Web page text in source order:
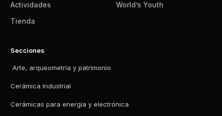
Actividades
Tienda
World’s Youth
Secciones
Arte, arqueometría y patrimonio
Cerámica Industrial
Cerámicas para energía y electrónica